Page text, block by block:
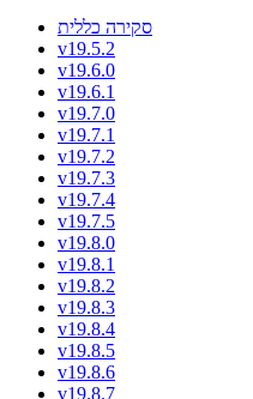
סקירה כללית
v19.5.2
v19.6.0
v19.6.1
v19.7.0
v19.7.1
v19.7.2
v19.7.3
v19.7.4
v19.7.5
v19.8.0
v19.8.1
v19.8.2
v19.8.3
v19.8.4
v19.8.5
v19.8.6
v19.8.7